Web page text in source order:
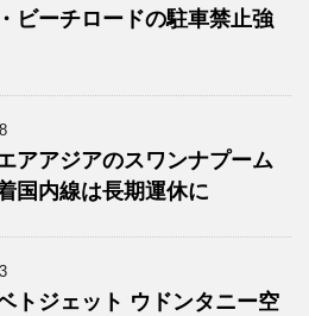
ビーチロードの駐車禁止強
アアジアのスワンナプーム
国内線は長期運休に
トジェット ウドンタニー空